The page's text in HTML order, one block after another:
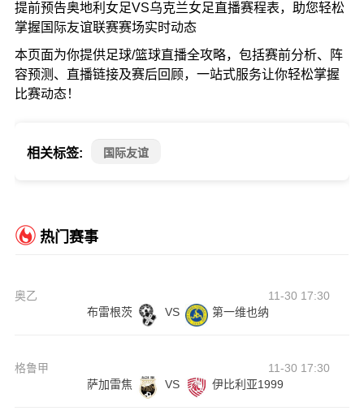
提前预告奥地利女足VS乌克兰女足直播赛程表，助您轻松
掌握国际友谊联赛赛场实时动态
本页面为你提供足球/篮球直播全攻略，包括赛前分析、阵
容预测、直播链接及赛后回顾，一站式服务让你轻松掌握
比赛动态！
相关标签: 国际友谊
热门赛事
奥乙
11-30 17:30
布雷根茨
VS 第一维也纳
格鲁甲
11-30 17:30
萨加雷焦
VS 伊比利亚1999